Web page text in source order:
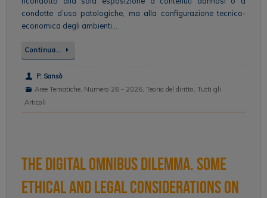
condotte d’uso patologiche, ma alla configurazione tecnico-
economica degli ambienti…
Continua…
P. Sansò
Aree Tematiche, Numero 26 - 2026, Teoria del diritto Tutti gli
Articoli
The Digital Omnibus Dilemma. Some
Ethical and Legal Considerations on